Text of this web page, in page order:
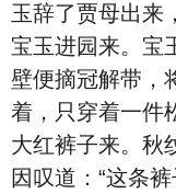
玉辞了贾母出来
宝玉进园来。宝
壁便摘冠解带，
着，只穿着一件
大红裤子来。秋
因叹道：“这条